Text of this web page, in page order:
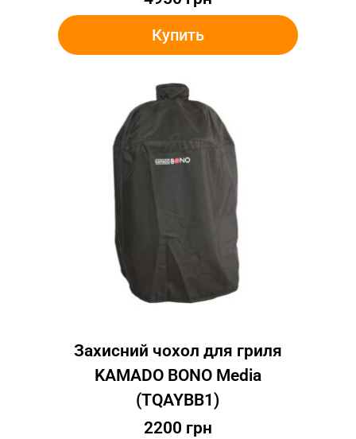
Купить
Захисний чохол для гриля
KAMADO BONO Media
(TQAYBB1)
2200 грн